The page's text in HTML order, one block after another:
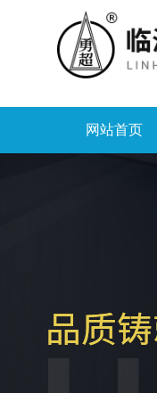
网站首页